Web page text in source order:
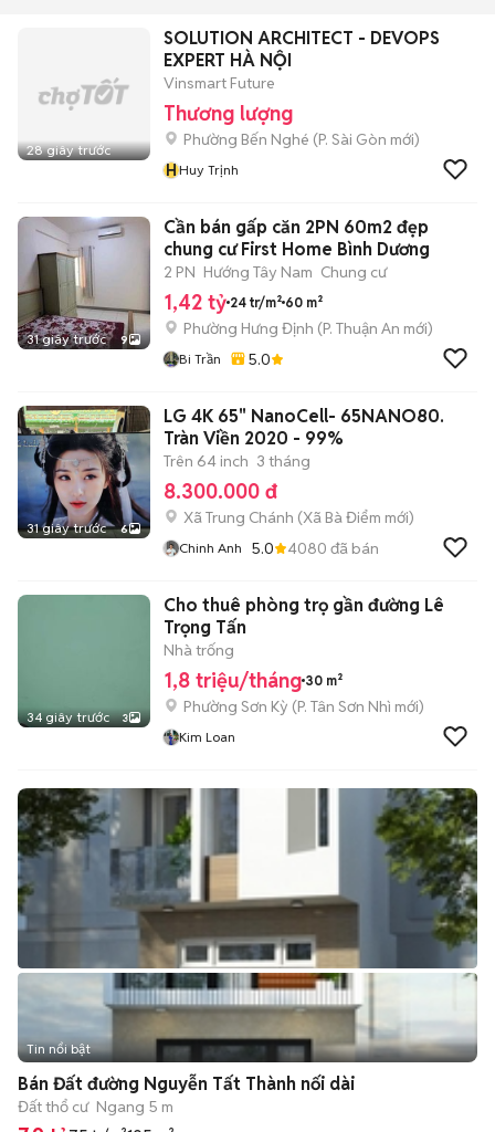
28 giây trước
SOLUTION ARCHITECT - DEVOPS
EXPERT HÀ NỘI
Vinsmart Future
Thương lượng
Phường Bến Nghé (P. Sài Gòn mới)
HHuy Trịnh
31 giây trước 9
Cần bán gấp căn 2PN 60m2 đẹp
chung cư First Home Bình Dương
2 PN Hướng Tây Nam Chung cư
1,42 tỷ 24 tr/m² 60 m²
Phường Hưng Định (P. Thuận An mới)
Bi Trần 5.0
31 giây trước 6
LG 4K 65" NanoCell- 65NANO80.
Tràn Viền 2020 - 99%
Trên 64 inch 3 tháng
8.300.000 đ
Xã Trung Chánh (Xã Bà Điểm mới)
Chinh Anh 5.0 4080 đã bán
34 giây trước 3
Cho thuê phòng trọ gần đường Lê
Trọng Tấn
Nhà trống
1,8 triệu/tháng 30 m²
Phường Sơn Kỳ (P. Tân Sơn Nhì mới)
Kim Loan
Tin nổi bật
Bán Đất đường Nguyễn Tất Thành nối dài
Đất thổ cư Ngang 5 m